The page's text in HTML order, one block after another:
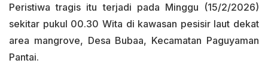
Peristiwa tragis itu terjadi pada Minggu (15/2/2026)
sekitar pukul 00.30 Wita di kawasan pesisir laut dekat
area mangrove, Desa Bubaa, Kecamatan Paguyaman
Pantai.